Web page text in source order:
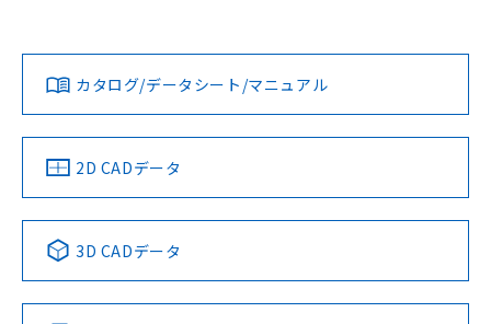
ダウンロードデータをご利用いただく前に、以下を必ずお読
みください。
ソフトウェアの使用条件
対応済み
中国 RoHS 注意事項・凡例
Pb Hg Cd Cr(VI)
LR型式承認
（イギリス
船舶規格）
DNV型式承認
（ノルウェー
BV型式承認
（フランス
KR型式
（韓国
No No No No
この製品の規格認証/適合状況ページへ
その他の認証はこちらのページからご検索ください
カタログ/データシート/マニュアル
2D CADデータ
3D CADデータ